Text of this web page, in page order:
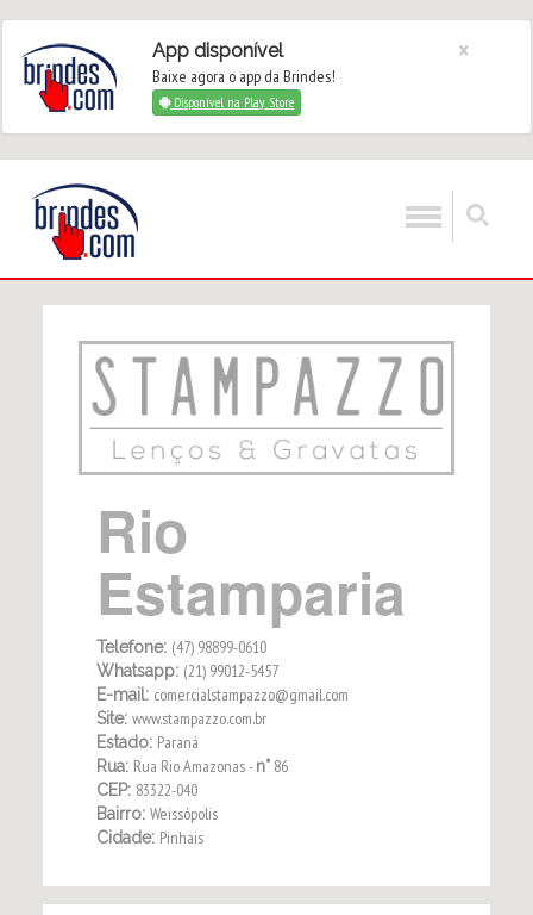
App disponível
Baixe agora o app da Brindes!
Disponível na Play Store
×
Rio
Estamparia
Telefone: (47) 98899-0610
Whatsapp: (21) 99012-5457
E-mail: comercialstampazzo@gmail.com
Site:www.stampazzo.com.br
Estado: Paraná
Rua: Rua Rio Amazonas -n° 86
CEP: 83322-040
Bairro:Weissópolis
Cidade: Pinhais